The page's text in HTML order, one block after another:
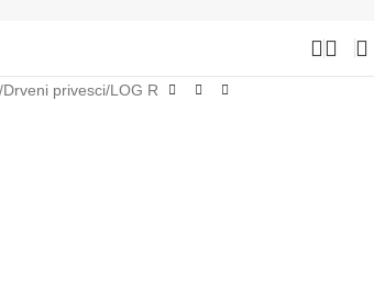
Drveni privesci LOG R